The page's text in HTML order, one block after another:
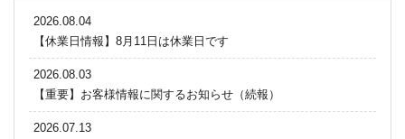
2026.08.04
【休業日情報】8月11日は休業日です
2026.08.03
【重要】お客様情報に関するお知らせ（続報）
2026.07.13